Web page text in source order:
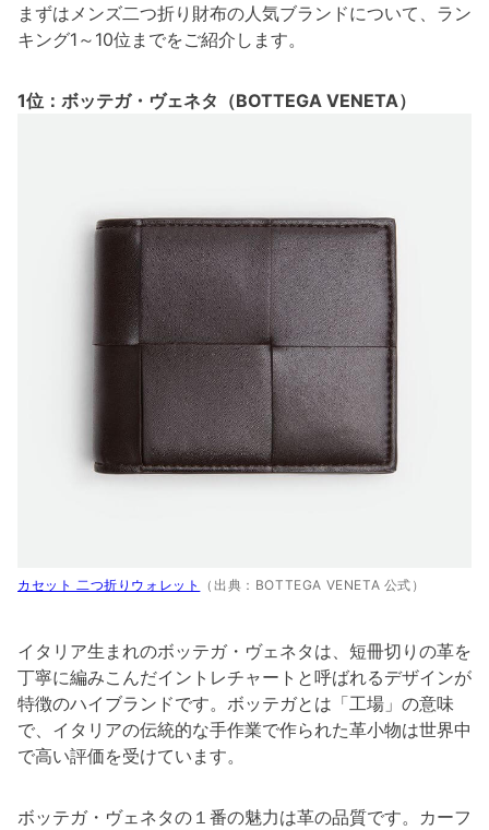
まずはメンズ二つ折り財布の人気ブランドについて、ラン
キング1～10位までをご紹介します。
1位：ボッテガ・ヴェネタ（BOTTEGA VENETA）
カセット 二つ折りウォレット （出典：BOTTEGA VENETA 公式）
イタリア生まれのボッテガ・ヴェネタは、短冊切りの革を
丁寧に編みこんだイントレチャートと呼ばれるデザインが
特徴のハイブランドです。ボッテガとは「工場」の意味
で、イタリアの伝統的な手作業で作られた革小物は世界中
で高い評価を受けています。
ボッテガ・ヴェネタの１番の魅力は革の品質です。カーフ